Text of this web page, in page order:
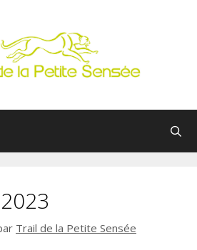
Trail de la Petite Sensée